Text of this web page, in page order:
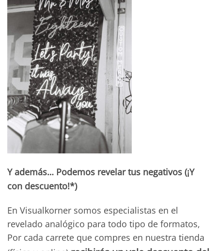
Y además… Podemos revelar tus negativos (¡Y
con descuento!*)
En Visualkorner somos especialistas en el
revelado analógico para todo tipo de formatos,
Por cada carrete que compres en nuestra tienda